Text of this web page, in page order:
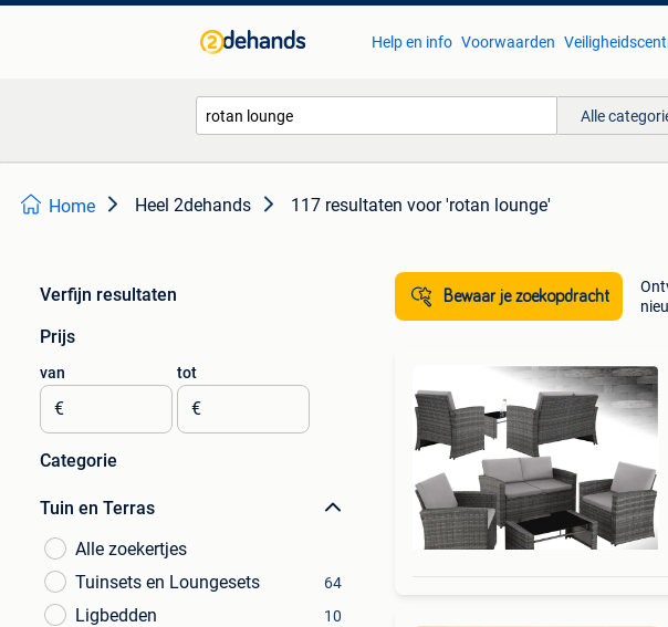
Help en info Voorwaarden
Alle
Home Heel 2dehands 117 resultaten voor 'rotan lounge'
Verfijn resultaten
Prijs
van
€
tot
€
Categorie
Tuin en Terras
Alle zoekertjes
Tuinsets en Loungesets
64
Ligbedden 10
Bewaar je zoekopdracht